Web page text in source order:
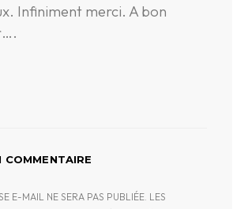
Infiniment merci. A bon
COMMENTAIRE
E-MAIL NE SERA PAS PUBLIÉE. LES